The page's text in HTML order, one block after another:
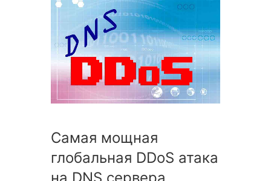
Cамая мощная
глобальная DDoS атака
на DNS сервера